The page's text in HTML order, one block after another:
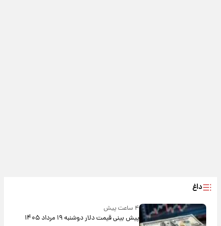
داغ
۴ ساعت پیش
پیش‌ بینی قیمت دلار دوشنبه ۱۹ مرداد ۱۴۰۵